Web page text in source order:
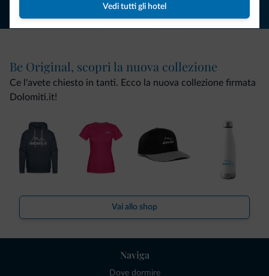
Vedi tutti gli hotel
Be Original, scopri la nuova collezione
Ce l'avete chiesto in tanti. Ecco la nuova collezione firmata
Dolomiti.it!
Vai allo shop
Naviga
Dove dormire